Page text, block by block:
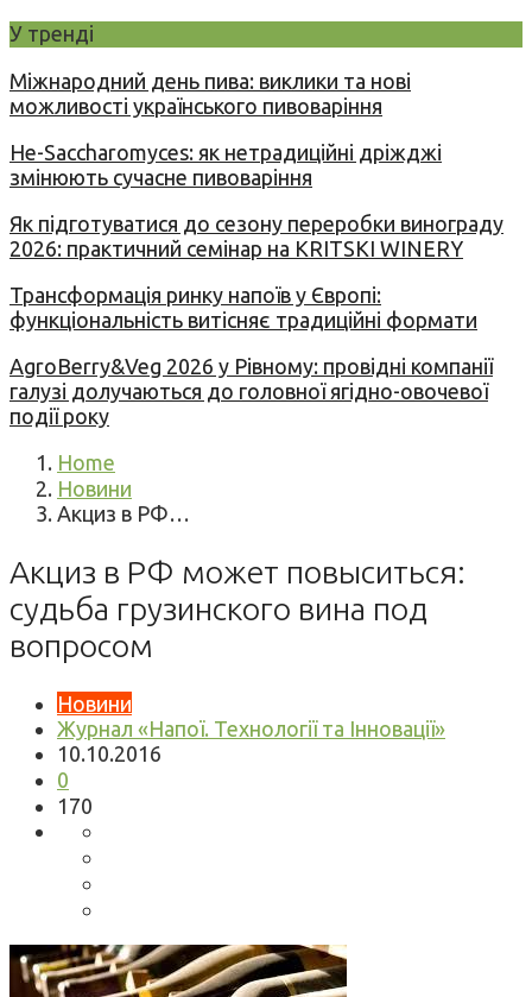
У тренді
Міжнародний день пива: виклики та нові
можливості українського пивоваріння
Не-Saccharomyces: як нетрадиційні дріжджі
змінюють сучасне пивоваріння
Як підготуватися до сезону переробки винограду
2026: практичний семінар на KRITSKI WINERY
Трансформація ринку напоїв у Європі:
функціональність витісняє традиційні формати
AgroBerry&Veg 2026 у Рівному: провідні компанії
галузі долучаються до головної ягідно-овочевої
події року
Home
Новини
Акциз в РФ…
Акциз в РФ может повыситься:
судьба грузинского вина под
вопросом
Новини
Журнал «Напої. Технології та Інновації»
10.10.2016
0
170